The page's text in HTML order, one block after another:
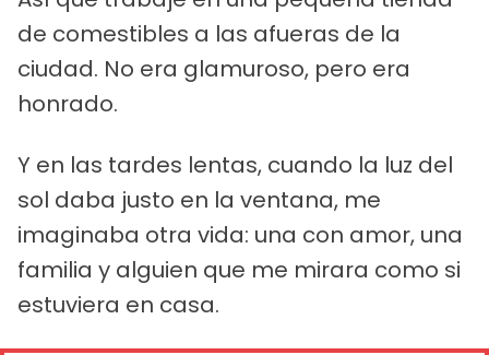
de comestibles a las afueras de la
ciudad. No era glamuroso, pero era
honrado.
Y en las tardes lentas, cuando la luz del
sol daba justo en la ventana, me
imaginaba otra vida: una con amor, una
familia y alguien que me mirara como si
estuviera en casa.